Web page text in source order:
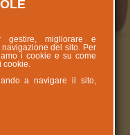
-Dodici-:
Sole
migliorare e
del sito. Per
i cookie e su come
cookie
a navigare il sito,